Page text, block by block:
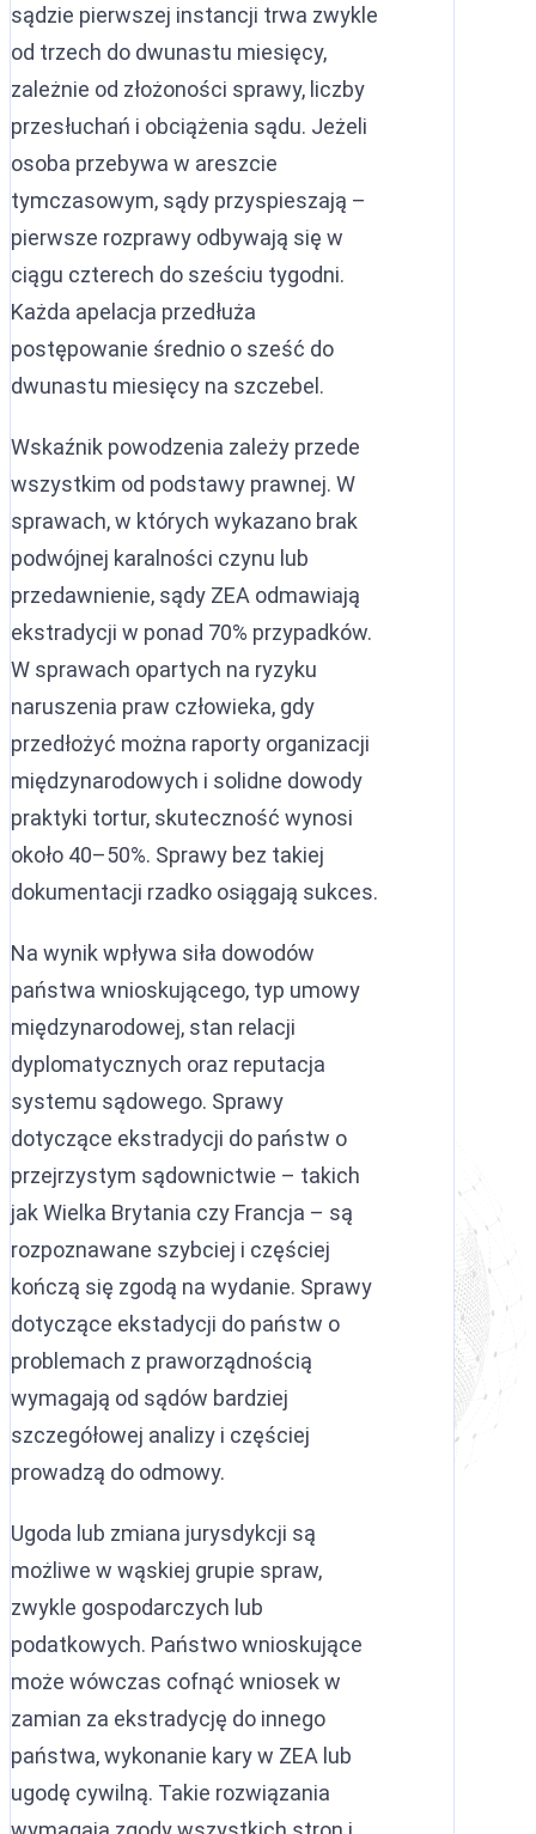
sądzie pierwszej instancji trwa zwykle
od trzech do dwunastu miesięcy,
zależnie od złożoności sprawy, liczby
przesłuchań i obciążenia sądu. Jeżeli
osoba przebywa w areszcie
tymczasowym, sądy przyspieszają –
pierwsze rozprawy odbywają się w
ciągu czterech do sześciu tygodni.
Każda apelacja przedłuża
postępowanie średnio o sześć do
dwunastu miesięcy na szczebel.
Wskaźnik powodzenia zależy przede
wszystkim od podstawy prawnej. W
sprawach, w których wykazano brak
podwójnej karalności czynu lub
przedawnienie, sądy ZEA odmawiają
ekstradycji w ponad 70% przypadków.
W sprawach opartych na ryzyku
naruszenia praw człowieka, gdy
przedłożyć można raporty organizacji
międzynarodowych i solidne dowody
praktyki tortur, skuteczność wynosi
około 40–50%. Sprawy bez takiej
dokumentacji rzadko osiągają sukces.
Na wynik wpływa siła dowodów
państwa wnioskującego, typ umowy
międzynarodowej, stan relacji
dyplomatycznych oraz reputacja
systemu sądowego. Sprawy
dotyczące ekstradycji do państw o
przejrzystym sądownictwie – takich
jak Wielka Brytania czy Francja – są
rozpoznawane szybciej i częściej
kończą się zgodą na wydanie. Sprawy
dotyczące ekstadycji do państw o
problemach z praworządnością
wymagają od sądów bardziej
szczegółowej analizy i częściej
prowadzą do odmowy.
Ugoda lub zmiana jurysdykcji są
możliwe w wąskiej grupie spraw,
zwykle gospodarczych lub
podatkowych. Państwo wnioskujące
może wówczas cofnąć wniosek w
zamian za ekstradycję do innego
państwa, wykonanie kary w ZEA lub
ugodę cywilną. Takie rozwiązania